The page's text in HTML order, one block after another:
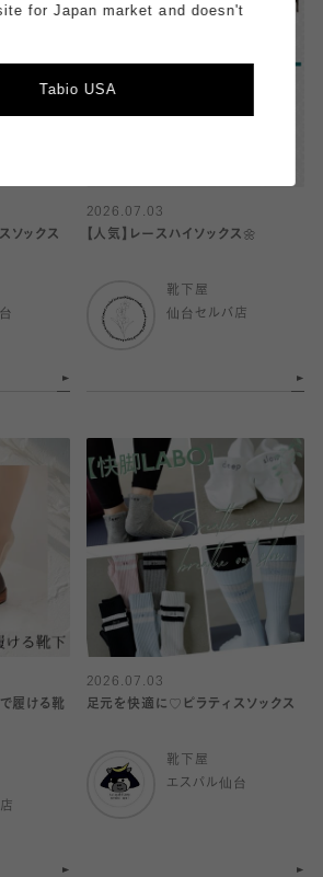
ソックス
2026.07.03
【人気】レースハイソックス🌼
靴下屋
仙台セルバ店
履ける靴
2026.07.03
足元を快適に♡ピラティスソックス
靴下屋
エスパル仙台
for Japan market and doesn't
Tabio USA